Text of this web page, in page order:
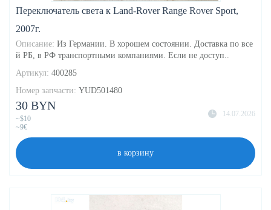
Переключатель света к Land-Rover Range Rover Sport,
2007г.
Описание: Из Германии. В хорошем состоянии. Доставка по все
й РБ, в РФ транспортными компаниями. Если не доступ..
Артикул: 400285
Номер запчасти: YUD501480
14.07.2026
30 BYN
~$10
~9€
в корзину